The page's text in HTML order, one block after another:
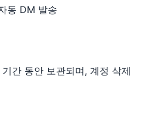
동 DM 발송
간 동안 보관되며, 계정 삭제